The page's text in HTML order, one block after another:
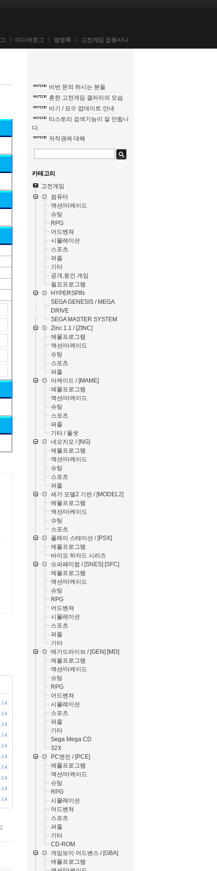
미디어로그 방명록 고전게임 잡동사니
비번 문의 하시는 분들
흔한 고전게임 갤러리의 모습
비기 / 묘수 업데이트 안내
티스토리 검색기능이 잘 안됩니
다.
저작권에 대해
카테고리
고전게임
컴퓨터
액션/아케이드
슈팅
RPG
어드벤쳐
시뮬레이션
스포츠
퍼즐
기타
공개,동인 게임
필요프로그램
HYPERSPIN
SEGA GENESIS / MEGA
DRIVE
SEGA MASTER SYSTEM
Zinc 1.1 / [ZINC]
에뮬프로그램
액션/아케이드
슈팅
스포츠
퍼즐
아케이드 / [MAME]
에뮬프로그램
액션/아케이드
슈팅
스포츠
퍼즐
기타 / 풀셋
네오지오 / [NG]
에뮬프로그램
액션/아케이드
슈팅
스포츠
퍼즐
세가 모델2 기판 / [MODEL2]
에뮬프로그램
액션/아케이드
슈팅
스포츠
플레이 스테이션 / [PSX]
에뮬프로그램
바이오 하자드 시리즈
슈퍼패미컴 / [SNES] [SFC]
에뮬프로그램
액션/아케이드
슈팅
RPG
어드벤쳐
시뮬레이션
스포츠
퍼즐
기타
메가드라이브 / [GEN] [MD]
에뮬프로그램
액션/아케이드
슈팅
RPG
어드벤쳐
시뮬레이션
스포츠
퍼즐
기타
Sega Mega CD
32X
PC엔진 / [PCE]
에뮬프로그램
액션/아케이드
슈팅
RPG
시뮬레이션
어드벤쳐
스포츠
퍼즐
기타
CD-ROM
게임보이 어드밴스 / [GBA]
에뮬프로그램